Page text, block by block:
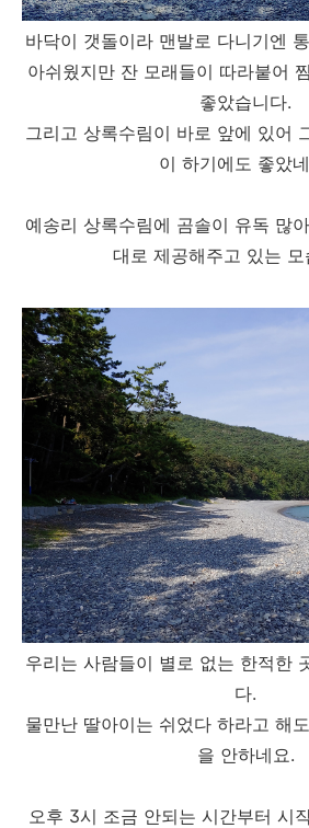
바닥이 갯돌이라 맨발로 다니기엔
아쉬웠지만 잔 모래들이 따라붙어
좋았습니다.
그리고 상록수림이 바로 앞에 있어
이 하기에도 좋았
예송리 상록수림에 곰솔이 유독 많
대로 제공해주고 있는 모
우리는 사람들이 별로 없는 한적한
다.
물만난 딸아이는 쉬었다 하라고 해
을 안하네요.
오후 3시 조금 안되는 시간부터 시